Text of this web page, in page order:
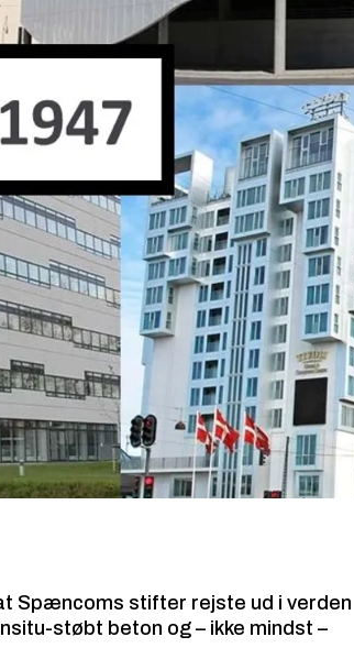
Spæncoms stifter rejste ud i verden
støbt beton og – ikke mindst –